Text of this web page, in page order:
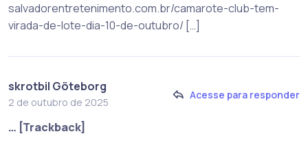
salvadorentretenimento.com.br/camarote-club-tem-
virada-de-lote-dia-10-de-outubro/ […]
skrotbil Göteborg
2 de outubro de 2025
Acesse para responder
… [Trackback]